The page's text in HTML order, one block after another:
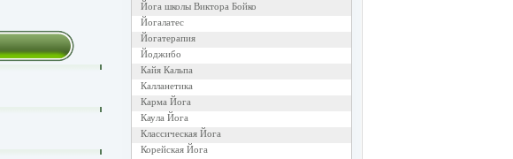
Йога школы Виктора Бойко
Йогалатес
Йогатерапия
Йоджибо
Кайя Кальпа
Калланетика
Карма Йога
Каула Йога
Классическая Йога
Корейская Йога